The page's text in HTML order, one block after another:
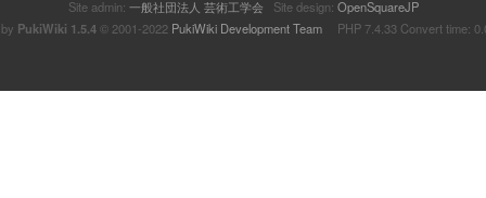
Site admin: 一般社団法人 芸術工学会 Site design: OpenSquareJP
PukiWiki 1.5.4© 2001-2022 PukiWiki Development TeamPHP 7.4.33 Convert time: